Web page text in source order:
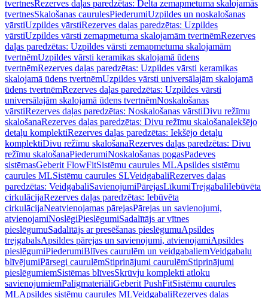
tvertnesRezerves daļas paredzētas: Delta zemapmetuma skalojamās
tvertnesSkalošanas caurulesPiederumiUzpildes un noskalošanas
vārstiUzpildes vārstiRezerves daļas paredzētas: Uzpildes
vārstiUzpildes vārsti zemapmetuma skalojamām tvertnēmRezerves
daļas paredzētas: Uzpildes vārsti zemapmetuma skalojamām
tvertnēmUzpildes vārsti keramikas skalojamā ūdens
tvertnēmRezerves daļas paredzētas: Uzpildes vārsti keramikas
skalojamā ūdens tvertnēmUzpildes vārsti universālajām skalojamā
ūdens tvertnēmRezerves daļas paredzētas: Uzpildes vārsti
universālajām skalojamā ūdens tvertnēmNoskalošanas
vārstiRezerves daļas paredzētas: Noskalošanas vārstiDivu režīmu
skalošanaRezerves daļas paredzētas: Divu režīmu skalošanaIekšējo
detaļu komplektiRezerves daļas paredzētas: Iekšējo detaļu
komplektiDivu režīmu skalošanaRezerves daļas paredzētas: Divu
režīmu skalošanaPiederumiNoskalošanas pogasPadeves
sistēmasGeberit FlowFitSistēmu caurules MLApsildes sistēmu
caurules MLSistēmu caurules SLVeidgabaliRezerves daļas
paredzētas: VeidgabaliSavienojumiPārejasLīkumiTrejgabaliIebūvēta
cirkulācijaRezerves daļas paredzētas: Iebūvēta
cirkulācijaNeatvienojamas pārejasPārejas un savienojumi,
atvienojamiNoslēgiPieslēgumiSadalītājs ar vītnes
pieslēgumuSadalītājs ar presēšanas pieslēgumuApsildes
trejgabalsApsildes pārejas un savienojumi, atvienojamiApsildes
pieslēgumiPiederumiBlīves caurulēm un veidgabaliemVeidgabalu
blīvējumiPārsegi caurulēmStiprinājumi caurulēmStiprinājumi
pieslēgumiemSistēmas blīvesSkrūvju komplekti atloku
savienojumiemPalīgmateriāliGeberit PushFitSistēmu caurules
MLApsildes sistēmu caurules MLVeidgabaliRezerves daļas